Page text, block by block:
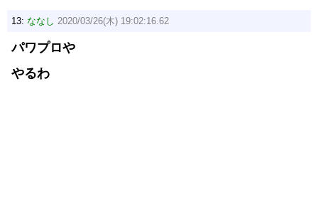
13: ななし 2020/03/26(木) 19:02:16.62
パワプロや
やるわ